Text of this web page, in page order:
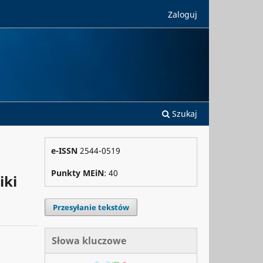
Szukaj
Zaloguj
e-ISSN 2544-0519
Punkty MEiN: 40
Przesyłanie tekstów
Słowa kluczowe